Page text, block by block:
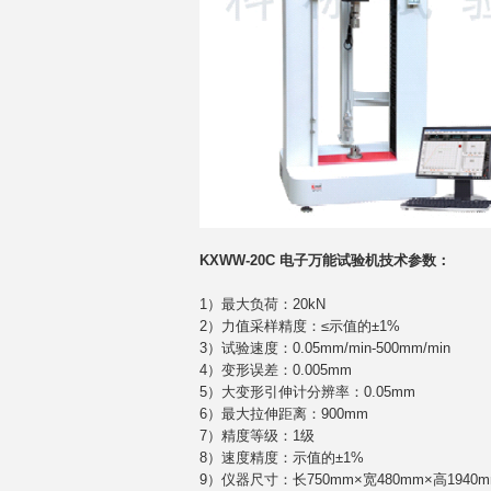
KXWW-20C 电子万能试验机技术参数：
1）最大负荷：20kN
2）力值采样精度：≤示值的±1%
3）试验速度：0.05mm/min-500mm/min
4）变形误差：0.005mm
5）大变形引伸计分辨率：0.05mm
6）最大拉伸距离：900mm
7）精度等级：1级
8）速度精度：示值的±1%
9）仪器尺寸：长750mm×宽480mm×高